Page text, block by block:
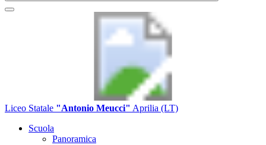
Liceo Statale "Antonio Meucci" Aprilia (LT)
Scuola
Panoramica